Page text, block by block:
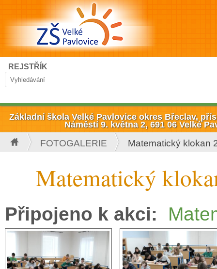
Přejít k hlavnímu obsahu
Vyhledávání
Hledat
REJSTŘÍK
Základní škola Velké Pavlovice okres Břeclav,
Náměstí 9. května 2, 691 06 Velké
Jste zde
FOTOGALERIE Matematický klokan
Matematický
Připojeno k akci: